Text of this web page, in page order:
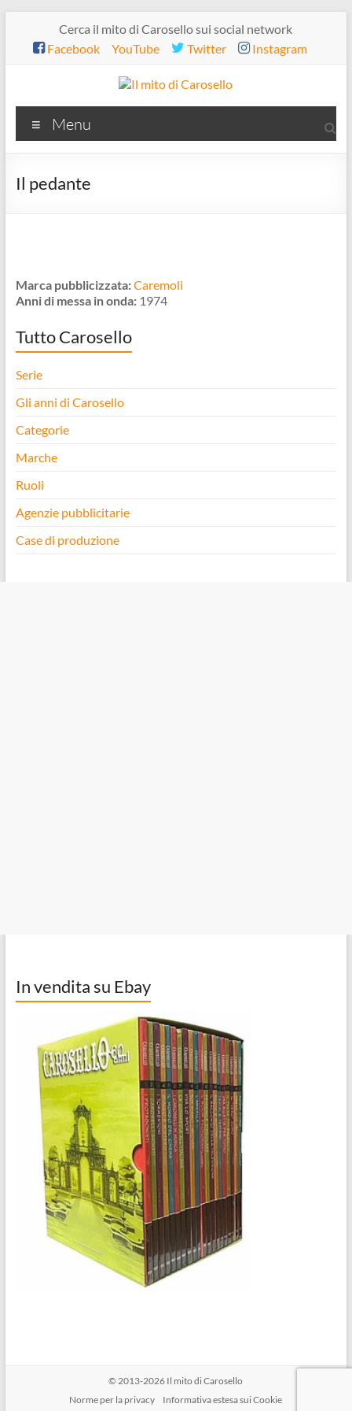
contenuto
Cerca il mito di Carosello sui social network
Facebook
YouTube Twitter Instagram
Il
mito
di
Carosello
Menu
Il pedante
Marca pubblicizzata:Caremoli
Anni di messa in onda:1974
Tutto Carosello
Serie
Gli anni di Carosello
Categorie
Marche
Ruoli
Agenzie pubblicitarie
Case di produzione
In vendita su Ebay
© 2013-2026 Il mito di Carosello
Norme per la privacy
Informativa estesa sui Cookie